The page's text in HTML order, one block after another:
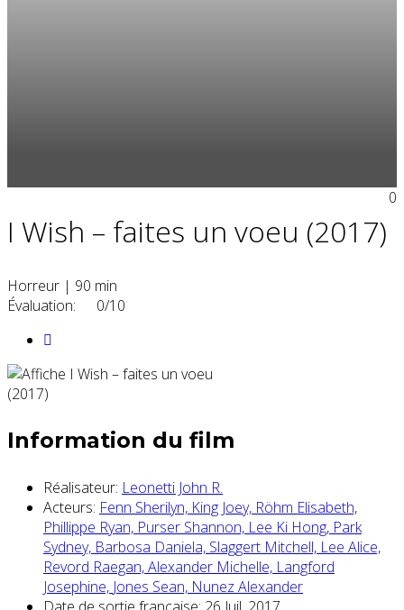
I Wish – faites un voeu (2017)
Horreur | 90 min
Évaluation:
0/10
0
Information du film
Réalisateur: Leonetti John R.
Acteurs: Fenn Sherilyn, King Joey, Röhm Elisabeth,
Phillippe Ryan, Purser Shannon, Lee Ki Hong, Park
Sydney, Barbosa Daniela, Slaggert Mitchell, Lee Alice,
Revord Raegan,Alexander Michelle, Langford
Josephine, Jones Sean, Nunez Alexander